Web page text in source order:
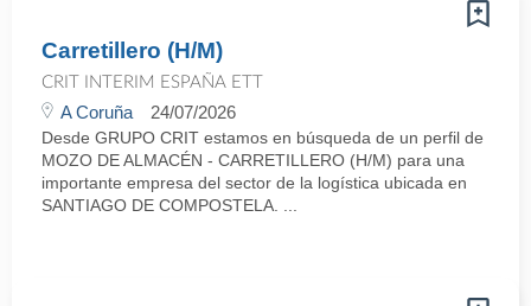
Carretillero (H/M)
CRIT INTERIM ESPAÑA ETT
A Coruña 24/07/2026
Desde GRUPO CRIT estamos en búsqueda de un perfil de
MOZO DE ALMACÉN - CARRETILLERO (H/M) para una
importante empresa del sector de la logística ubicada en
SANTIAGO DE COMPOSTELA. ...